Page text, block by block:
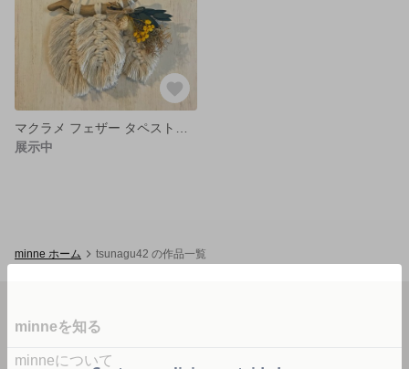
展示中
minne ホーム tsunagu42 の作品一覧
minneを知る
minneについて